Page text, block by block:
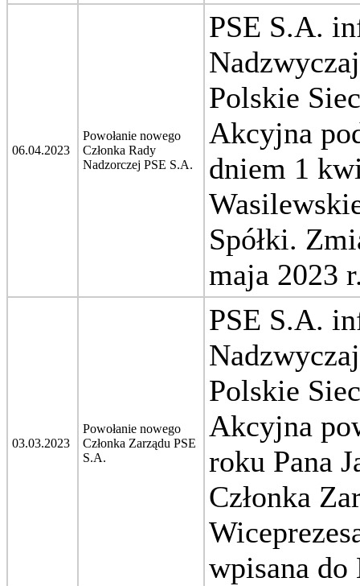
06.04.2023
Powołanie nowego
Członka Rady
Nadzorczej PSE S.A.
PSE S.A.
Polskie
Akcyjna
dniem 1
Spółki.
maja 2023
03.03.2023
Powołanie nowego
Członka Zarządu PSE
S.A.
PSE S.A.
Polskie
Akcyjna
roku Pana
Członka
wpisana